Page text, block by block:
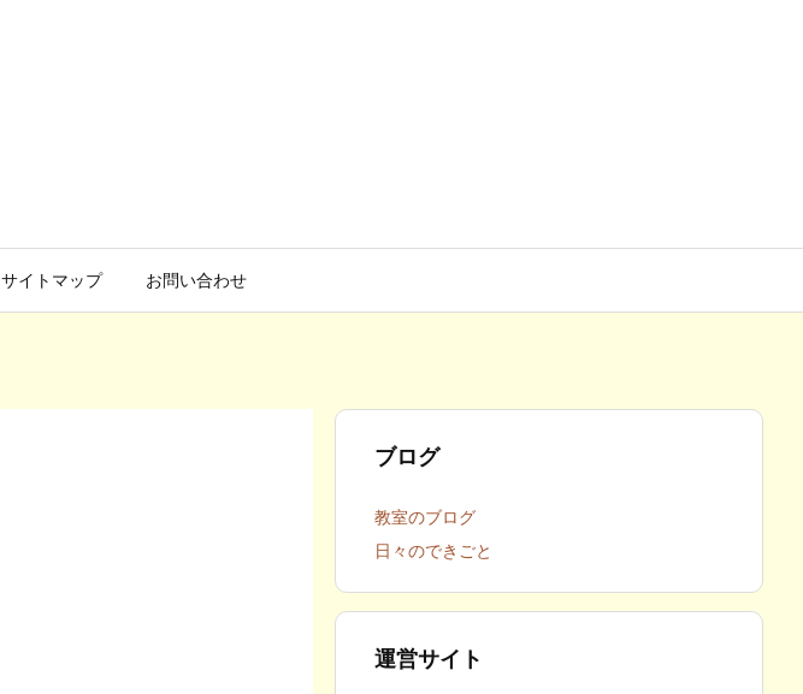
サイトマップ お問い合わせ
ブログ
教室のブログ
日々のできごと
運営サイト